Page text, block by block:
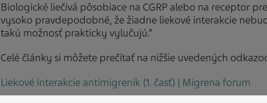
Biologické liečivá pôsobiace na CGRP alebo na receptor
vysoko pravdepodobné, že žiadne liekové interakcie
takú možnosť prakticky vylučujú.“
Celé články si môžete prečítať na nižšie uvedených
Liekové interakcie antimigreník (1. časť) | Migrena forum